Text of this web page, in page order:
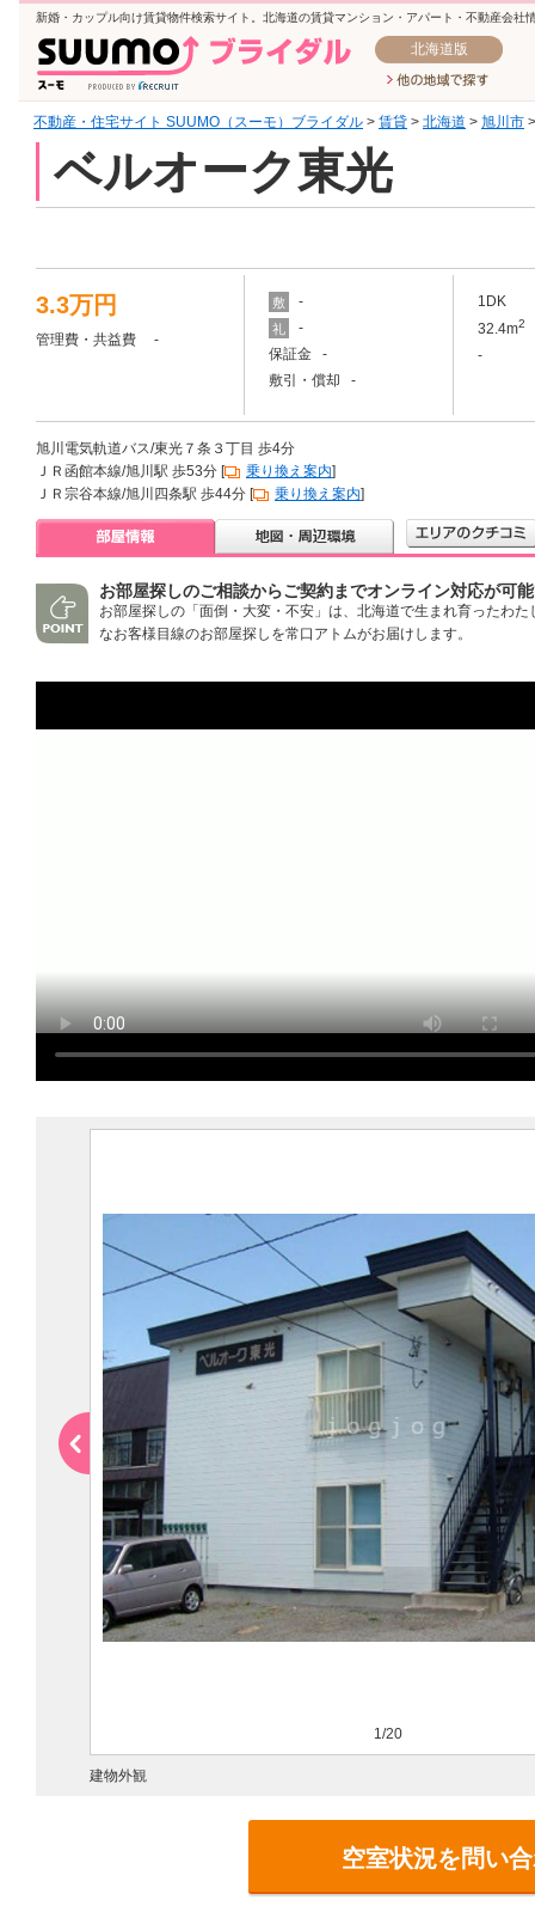
新婚・カップル向け賃貸物件検索サイト。北海道の賃貸マンション・アパート・不動産会社
北海道版
不動産・住宅サイト SUUMO（スーモ）ブライダル > 賃貸 > 北海道 > 旭川市
ベルオーク東光
3.3万円
管理費・共益費 -
敷 -
礼
-
保証金 -
敷引・償却 -
1DK
32.4m2
-
旭川電気軌道バス/東光７条３丁目 歩4分
ＪＲ函館本線/旭川駅 歩53分 [
乗り換え案内]
ＪＲ宗谷本線/旭川四条駅 歩44分 [
乗り換え案内]
お部屋探しのご相談からご契約までオンライン対応が可
お部屋探しの「面倒・大変・不安」は、北海道で生まれ育ったわ
なお客様目線のお部屋探しを常口アトムがお届けします。
1/20
建物外観
空室状況を問い